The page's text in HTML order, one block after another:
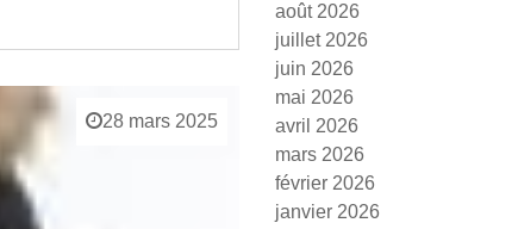
28 mars 2025
août 2026
juillet 2026
juin 2026
mai 2026
avril 2026
mars 2026
février 2026
janvier 2026